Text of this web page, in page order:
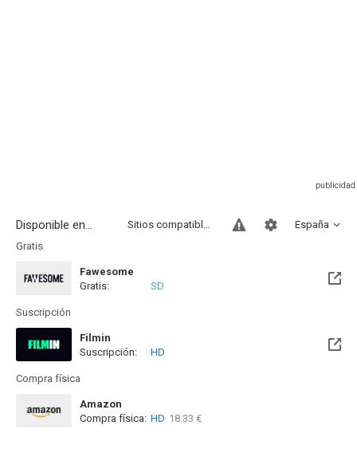
Disponible en... España
Sitios compatibles
Gratis
Fawesome
Gratis:
SD
Suscripción
Filmin
Disponible hasta el Mié, 02 Sep 2026 (Quedan 25 días)
Suscripción: HD
Compra física
Amazon
Compra física: HD 18.33 €